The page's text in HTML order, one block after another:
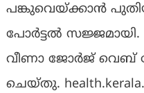
പങ്കുവെയ്ക്കാന്‍
പോര്‍ട്ടല്‍ സജ്ജമായി.
വീണാ ജോര്‍ജ് വെബ്
ചെയ്തു.